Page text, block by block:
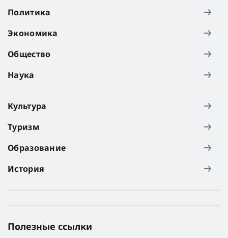
Политика
Экономика
Общество
Наука
Культура
Туризм
Образование
История
Полезные ссылки